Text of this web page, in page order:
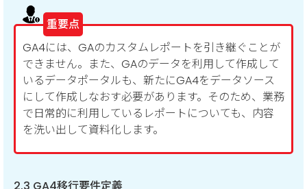
重要点
GA4には、GAのカスタムレポートを引き継ぐことが
できません。また、GAのデータを利用して作成して
いるデータポータルも、新たにGA4をデータソース
にして作成しなおす必要があります。そのため、業務
で日常的に利用しているレポートについても、内容
を洗い出して資料化します。